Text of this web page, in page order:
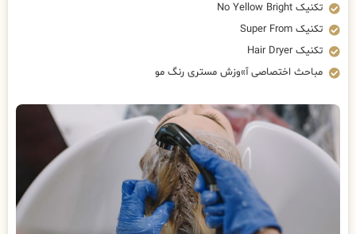
تکنیک No Yellow Bright
تکنیک Super From
تکنیک Hair Dryer
مباحث اختصاصی آ»وزش مستری رنگ مو